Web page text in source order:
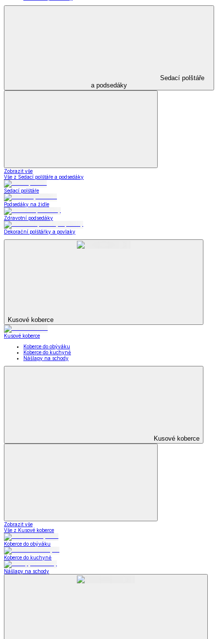
Sedací polštáře
a podsedáky
Zobrazit vše
Vše z Sedací polštáře a podsedáky
Sedací polštáře
Podsedáky na židle
Zdravotní podsedáky
Dekorační polštářky a povlaky
Kusové koberce
Kusové koberce
Koberce do obýváku
Koberce do kuchyně
Nášlapy na schody
Kusové koberce
Zobrazit vše
Vše z Kusové koberce
Koberce do obýváku
Koberce do kuchyně
Nášlapy na schody